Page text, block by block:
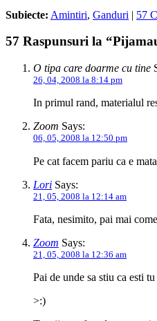
Subiecte: Amintiri, Ganduri | 57
57 Raspunsuri la
O tipa care doarme cu tine
26, 04, 2008 la 8:14 pm
In primul rand, materialul
Zoom Says:
06, 05, 2008 la 12:50 pm
Pe cat facem pariu ca e
Lori Says:
21, 05, 2008 la 12:14 am
Fata, nesimito, pai mai
Zoom Says:
21, 05, 2008 la 12:36 am
Pai de unde sa stiu ca esti
>:)